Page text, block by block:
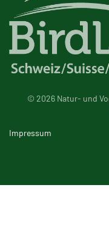
© 2026 Natur- und
Impressum